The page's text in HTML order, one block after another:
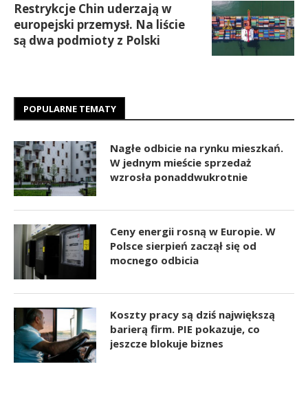
Restrykcje Chin uderzają w
europejski przemysł. Na liście
są dwa podmioty z Polski
POPULARNE TEMATY
Nagłe odbicie na rynku mieszkań.
W jednym mieście sprzedaż
wzrosła ponaddwukrotnie
Ceny energii rosną w Europie. W
Polsce sierpień zaczął się od
mocnego odbicia
Koszty pracy są dziś największą
barierą firm. PIE pokazuje, co
jeszcze blokuje biznes